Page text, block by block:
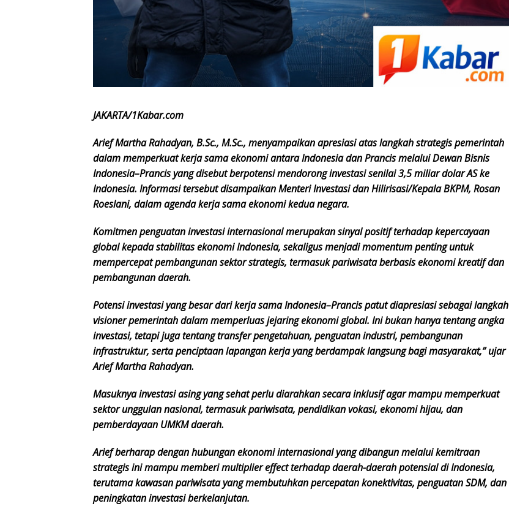
JAKARTA/1Kabar.com
Arief Martha Rahadyan, B.Sc., M.Sc., menyampaikan apresiasi atas langkah strategis pemerintah
dalam memperkuat kerja sama ekonomi antara Indonesia dan Prancis melalui Dewan Bisnis
Indonesia–Prancis yang disebut berpotensi mendorong investasi senilai 3,5 miliar dolar AS ke
Indonesia. Informasi tersebut disampaikan Menteri Investasi dan Hilirisasi/Kepala BKPM, Rosan
Roeslani, dalam agenda kerja sama ekonomi kedua negara.
Komitmen penguatan investasi internasional merupakan sinyal positif terhadap kepercayaan
global kepada stabilitas ekonomi Indonesia, sekaligus menjadi momentum penting untuk
mempercepat pembangunan sektor strategis, termasuk pariwisata berbasis ekonomi kreatif dan
pembangunan daerah.
Potensi investasi yang besar dari kerja sama Indonesia–Prancis patut diapresiasi sebagai langkah
visioner pemerintah dalam memperluas jejaring ekonomi global. Ini bukan hanya tentang angka
investasi, tetapi juga tentang transfer pengetahuan, penguatan industri, pembangunan
infrastruktur, serta penciptaan lapangan kerja yang berdampak langsung bagi masyarakat,” ujar
Arief Martha Rahadyan.
Masuknya investasi asing yang sehat perlu diarahkan secara inklusif agar mampu memperkuat
sektor unggulan nasional, termasuk pariwisata, pendidikan vokasi, ekonomi hijau, dan
pemberdayaan UMKM daerah.
Arief berharap dengan hubungan ekonomi internasional yang dibangun melalui kemitraan
strategis ini mampu memberi multiplier effect terhadap daerah-daerah potensial di Indonesia,
terutama kawasan pariwisata yang membutuhkan percepatan konektivitas, penguatan SDM, dan
peningkatan investasi berkelanjutan.